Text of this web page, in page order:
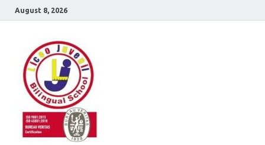
August 8, 2026